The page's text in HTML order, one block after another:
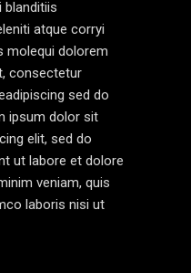
blanditiis
atque corryi
molequi dolorem
consectetur
sed do
ipsum dolor sit
elit, sed do
ut labore et dolore
veniam, quis
laboris nisi ut